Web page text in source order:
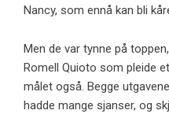
Nancy, som ennå kan bli
Men de var tynne på
Romell Quioto som pleide
målet også. Begge
hadde mange sjanser, og